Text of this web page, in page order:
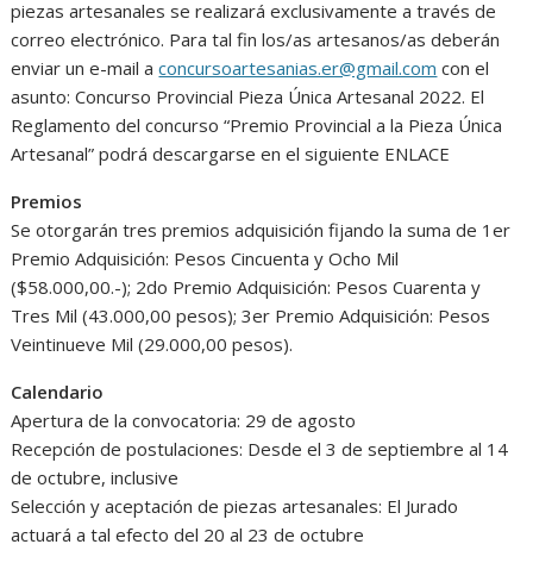
piezas artesanales se realizará exclusivamente a través de
correo electrónico. Para tal fin los/as artesanos/as deberán
enviar un e-mail aconcursoartesanias.er@gmail.com con el
asunto: Concurso Provincial Pieza Única Artesanal 2022. El
Reglamento del concurso “Premio Provincial a la Pieza Única
Artesanal” podrá descargarse en el siguiente ENLACE
Premios
Se otorgarán tres premios adquisición fijando la suma de 1er
Premio Adquisición: Pesos Cincuenta y Ocho Mil
($58.000,00.-); 2do Premio Adquisición: Pesos Cuarenta y
Tres Mil (43.000,00 pesos); 3er Premio Adquisición: Pesos
Veintinueve Mil (29.000,00 pesos).
Calendario
Apertura de la convocatoria: 29 de agosto
Recepción de postulaciones: Desde el 3 de septiembre al 14
de octubre, inclusive
Selección y aceptación de piezas artesanales: El Jurado
actuará a tal efecto del 20 al 23 de octubre